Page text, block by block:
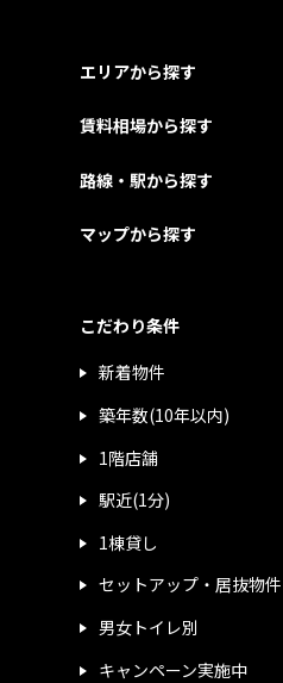
エリアから探す
賃料相場から探す
路線・駅から探す
マップから探す
こだわり条件
新着物件
築年数(10年以内)
1階店舗
駅近(1分)
1棟貸し
セットアップ・居抜物件
男女トイレ別
キャンペーン実施中